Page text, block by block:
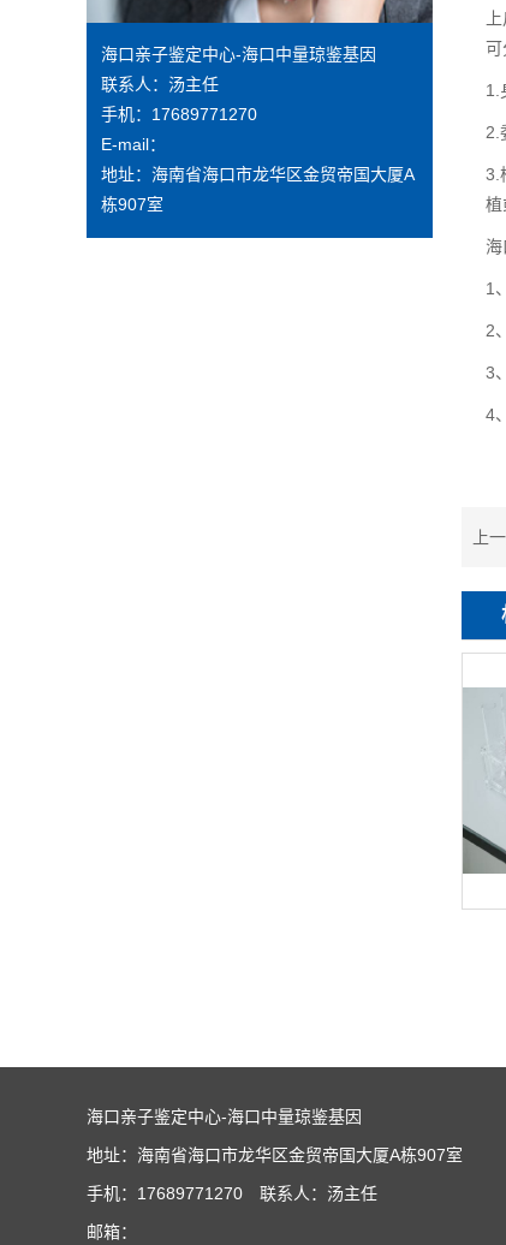
海口亲子鉴定中心-海口中量琼鉴基因
联系人：汤主任
手机：17689771270
E-mail：
地址：海南省海口市龙华区金贸帝国大厦A
栋907室
1.
2.
3.
植
海
1
2
3
4
上
海口亲子鉴定中心-海口中量琼鉴基因
地址：海南省海口市龙华区金贸帝国大厦A栋907室
手机：17689771270 联系人：汤主任
邮箱：